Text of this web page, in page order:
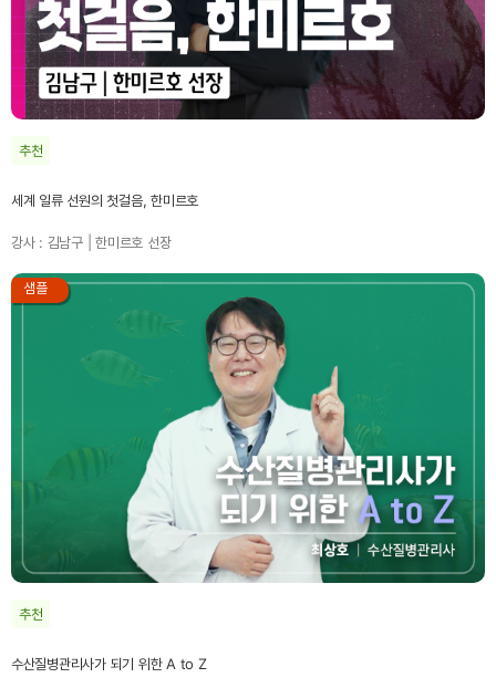
추천
세계 일류 선원의 첫걸음, 한미르호
강사 : 김남구 | 한미르호 선장
샘플
추천
수산질병관리사가 되기 위한 A to Z